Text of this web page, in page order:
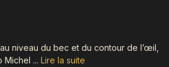
niveau du bec et du contour de l’œil,
Michel ... Lire la suite